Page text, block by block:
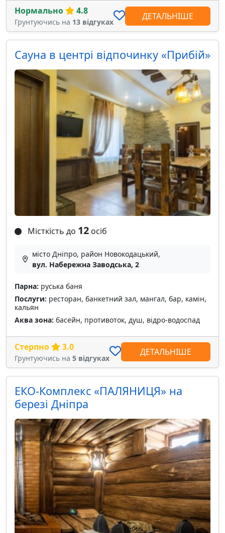
Нормально 4.8
Грунтуючись на 13 відгуках
ДЕТАЛЬНІШЕ
Сауна в центрі відпочинку «Прибій»
Місткість до 12 осіб
місто Дніпро, район Новокодацький,
вул. Набережна Заводська, 2
Парна: руська баня
Послуги: ресторан, банкетний зал, мангал, бар, камін,
кальян
Аква зона: басейн, противоток, душ, відро-водоспад
Стерпно 3.0
Грунтуючись на 5 відгуках
ДЕТАЛЬНІШЕ
ЕКО-Комплекс «ПАЛЯНИЦЯ» на
березі Дніпра